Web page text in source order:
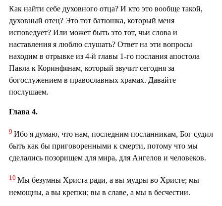
Как найти себе духовного отца? И кто это вообще такой,
духовный отец? Это тот батюшка, который меня
исповедует? Или может быть это тот, чьи слова и
наставления я люблю слушать? Ответ на эти вопросы
находим в отрывке из 4-й главы 1-го послания апостола
Павла к Коринфянам, который звучит сегодня за
богослужением в православных храмах. Давайте
послушаем.
Глава 4.
9 Ибо я думаю, что нам, последним посланникам, Бог судил
быть как бы приговоренными к смерти, потому что мы
сделались позорищем для мира, для Ангелов и человеков.
10 Мы безумны Христа ради, а вы мудры во Христе; мы
немощны, а вы крепки; вы в славе, а мы в бесчестии.